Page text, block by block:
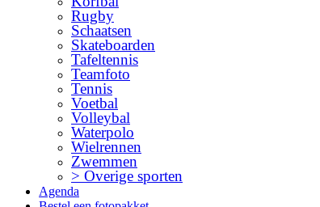
Rugby
Schaatsen
Skateboarden
Tafeltennis
Teamfoto
Tennis
Voetbal
Volleybal
Waterpolo
Wielrennen
Zwemmen
> Overige sporten
Agenda